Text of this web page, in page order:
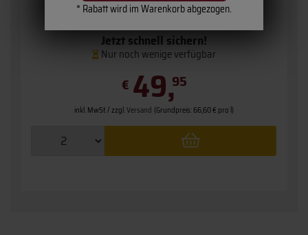
* Rabatt wird im Warenkorb abgezogen.
Jetzt schnell sichern!
Nur noch wenige verfügbar
€ 49,95
inkl. MwSt. / zzgl.Versand (Grundpreis: 66,60 € pro l)